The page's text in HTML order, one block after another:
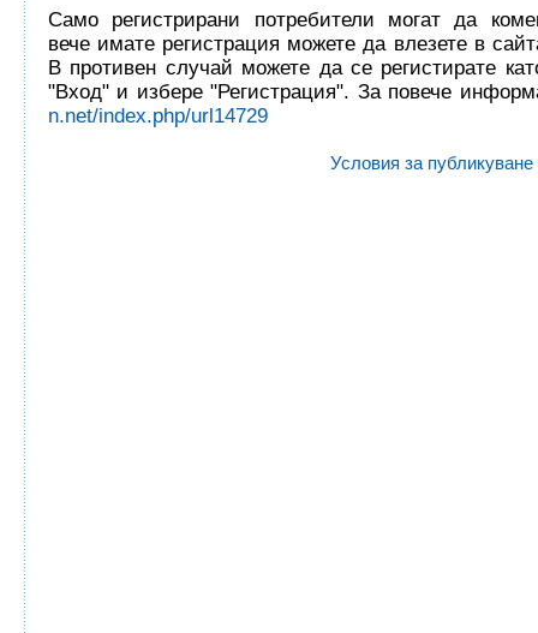
Само регистрирани потребители могат да
вече имате регистрация можете да влезете в
В противен случай можете да се регистирате
"Вход" и избере "Регистрация". За повече
n.net/index.php/url14729
Условия за